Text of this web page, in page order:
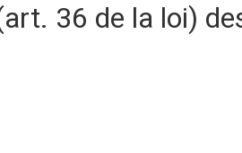
36 de la loi)